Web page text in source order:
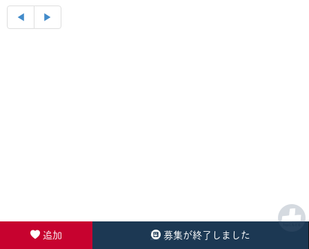
◀︎ ▶︎
追加 募集が終了しました